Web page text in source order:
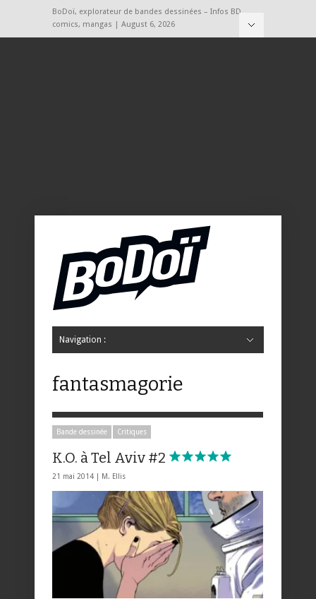
BoDoï, explorateur de bandes dessinées – Infos BD,
comics, mangas | August 6, 2026
Navigation :
fantasmagorie
Bande dessinée Critiques
K.O. à Tel Aviv #2
21 mai 2014 | M. Ellis